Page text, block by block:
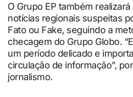
O Grupo EP também
notícias regionais suspeitas
Fato ou Fake, seguindo a
checagem do Grupo Globo.
um período delicado e
circulação de informação”,
jornalismo.